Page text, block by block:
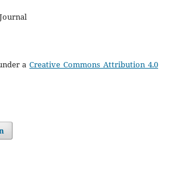
aCreative Commons Attribution 4.0